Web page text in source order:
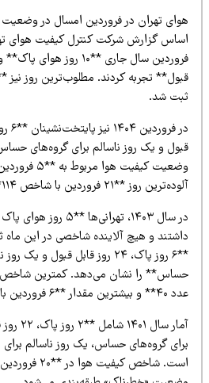
تهران در فروردین امسال در وضعیت
گزارش شرکت کنترل کیفیت هوای
شد.
و یک روز ناسالم برای گروه‌های حساس**
روز **۲۱ فروردین با شاخص ۱۱۴** گزارش شده است.
**۶ روز پاک، ۲۴ روز قابل قبول و یک روز
آمار سال ۱۴۰۱ شامل
گروه‌های حساس، یک روز ناسالم برای